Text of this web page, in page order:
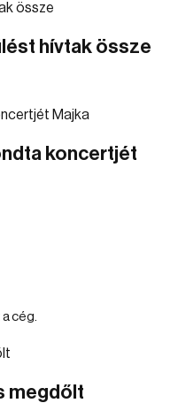
hívtak össze
koncertjét
cég.
megdőlt